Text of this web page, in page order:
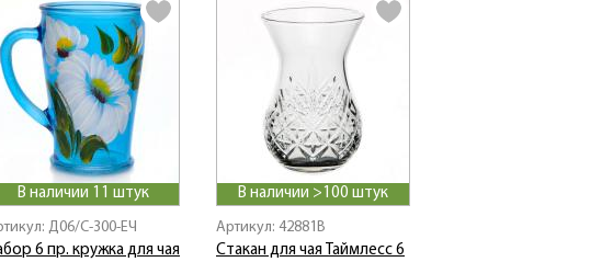
В наличии 11 штук
Д06/С-300-ЕЧ
6 пр. кружка для чая
В наличии >100 штук
Артикул: 42881B
Стакан для чая Таймлесс 6